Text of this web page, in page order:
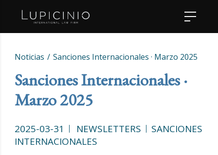
Noticias Sanciones Internacionales · Marzo 2025
Sanciones Internacionales ·
Marzo 2025
2025-03-31 NEWSLETTERS
SANCIONES
INTERNACIONALES